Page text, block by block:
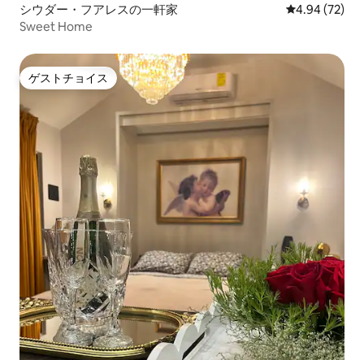
シウダー・フアレスの一軒家 レビュー72
4.94 (72)
Sweet Home
ゲストチョイス
ゲストチョイス